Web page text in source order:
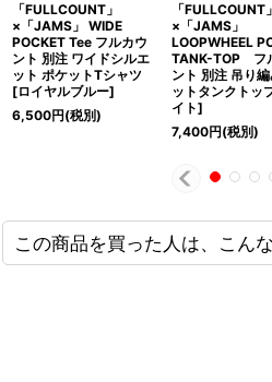
「FULLCOUNT」
×「JAMS」 WIDE
POCKET Tee フルカウ
ント 別注 ワイドシルエ
ット ポケットTシャツ
[ロイヤルブルー]
6,500円(税別)
「FULLCOUNT」
×「JAMS」
LOOPWHEEL
TANK-TOP フ
ント 別注 吊り
ットタンクトッ
イト]
7,400円(税別)
この商品を買った人は、こん